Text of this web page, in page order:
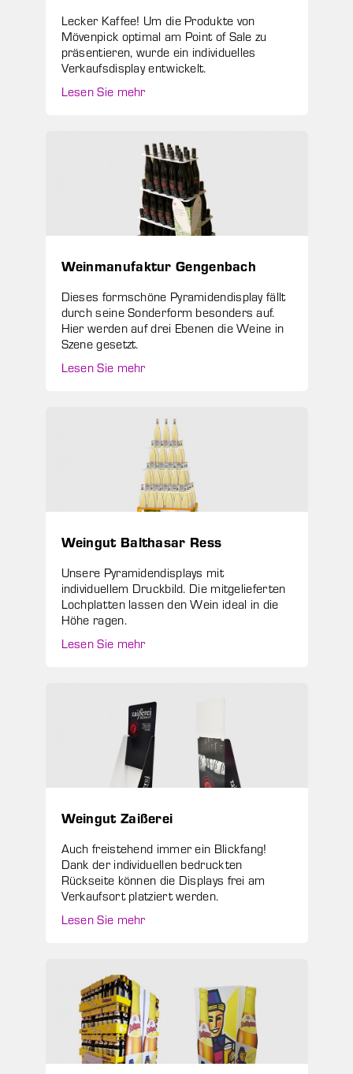
Lecker Kaffee! Um die Produkte von
Mövenpick optimal am Point of Sale zu
präsentieren, wurde ein individuelles
Verkaufsdisplay entwickelt.
Lesen Sie mehr
Weinmanufaktur Gengenbach
Dieses formschöne Pyramidendisplay fällt
durch seine Sonderform besonders auf.
Hier werden auf drei Ebenen die Weine in
Szene gesetzt.
Lesen Sie mehr
Weingut Balthasar Ress
Unsere Pyramidendisplays mit
individuellem Druckbild. Die mitgelieferten
Lochplatten lassen den Wein ideal in die
Höhe ragen.
Lesen Sie mehr
Weingut Zaißerei
Auch freistehend immer ein Blickfang!
Dank der individuellen bedruckten
Rückseite können die Displays frei am
Verkaufsort platziert werden.
Lesen Sie mehr